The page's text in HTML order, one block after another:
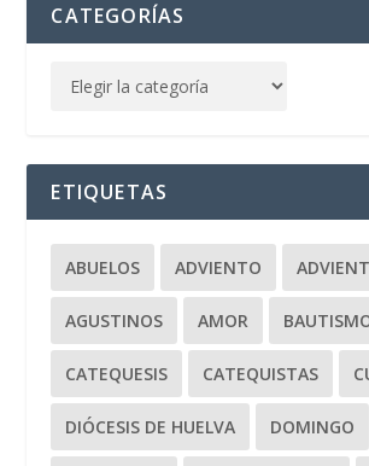
CATEGORÍAS
ETIQUETAS
ABUELOS ADVIENTO
AGUSTINOS AMOR
CATEQUESIS CATEQUISTAS
DIÓCESIS DE HUELVA DOMINGO